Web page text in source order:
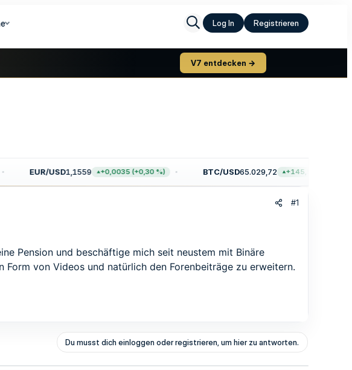
Log In Registrieren
V7 entdecken →
EUR/USD1,1559 +0,0035 (+0,30 %) BTC/USD65.029,72 +145,56 (+0,22 %)
#1
Pension und beschäftige mich seit neustem mit Binäre
Form von Videos und natürlich den Forenbeiträge zu erweitern.
Du musst dich einloggen oder registrieren, um hier zu antworten.